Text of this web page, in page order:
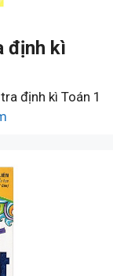
định kì
định kì Toán 1